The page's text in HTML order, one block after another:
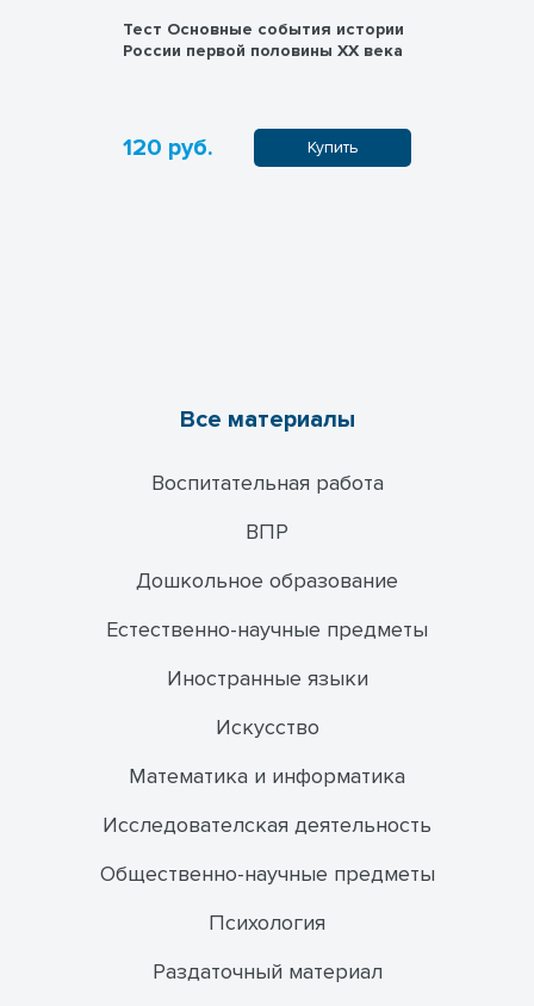
Тест Основные события истории
России первой половины XX века
120 руб. Купить
Все материалы
Воспитательная работа
ВПР
Дошкольное образование
Естественно-научные предметы
Иностранные языки
Искусство
Математика и информатика
Исследователская деятельность
Общественно-научные предметы
Психология
Раздаточный материал